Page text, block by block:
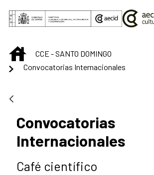
Saltar al contenido principal
INICIOCCE - SANTO DOMINGO
Convocatorias Internacionales
Convocatorias
Internacionales
Café científico